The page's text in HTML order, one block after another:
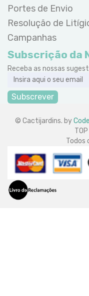
Portes de Envio
Resolução de
Campanhas
Subscrição da
Receba as nossas
Subscrever
© Cactijardins. by
Todos